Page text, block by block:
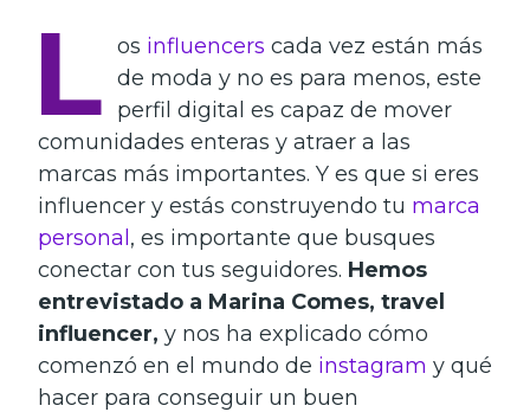
L os influencers cada vez están más
de moda y no es para menos, este
perfil digital es capaz de mover
comunidades enteras y atraer a las
marcas más importantes. Y es que si eres
influencer y estás construyendo tu marca
personal , es importante que busques
conectar con tus seguidores. Hemos
entrevistado a Marina Comes, travel
influencer, y nos ha explicado cómo
comenzó en el mundo de instagram y qué
hacer para conseguir un buen